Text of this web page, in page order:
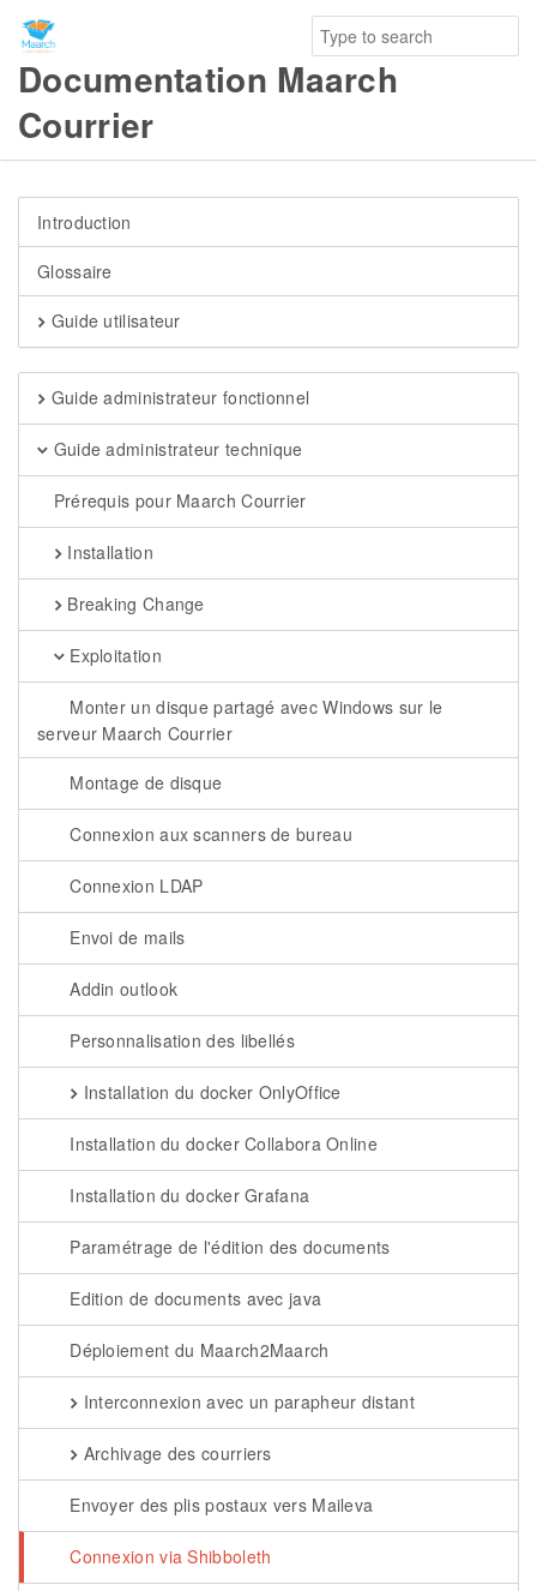
Documentation Maarch
Courrier
Introduction
Glossaire
Guide utilisateur
Guide administrateur fonctionnel
Guide administrateur technique
Prérequis pour Maarch Courrier
Installation
Breaking Change
Exploitation
Monter un disque partagé avec Windows sur le
serveur Maarch Courrier
Montage de disque
Connexion aux scanners de bureau
Connexion LDAP
Envoi de mails
Addin outlook
Personnalisation des libellés
Installation du docker OnlyOffice
Installation du docker Collabora Online
Installation du docker Grafana
Paramétrage de l'édition des documents
Edition de documents avec java
Déploiement du Maarch2Maarch
Interconnexion avec un parapheur distant
Archivage des courriers
Envoyer des plis postaux vers Maileva
Connexion via Shibboleth